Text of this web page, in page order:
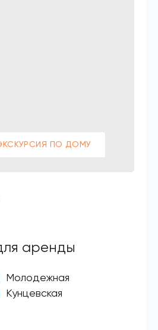
ПО ДОМУ
аренды
Молодежная
Кунцевская